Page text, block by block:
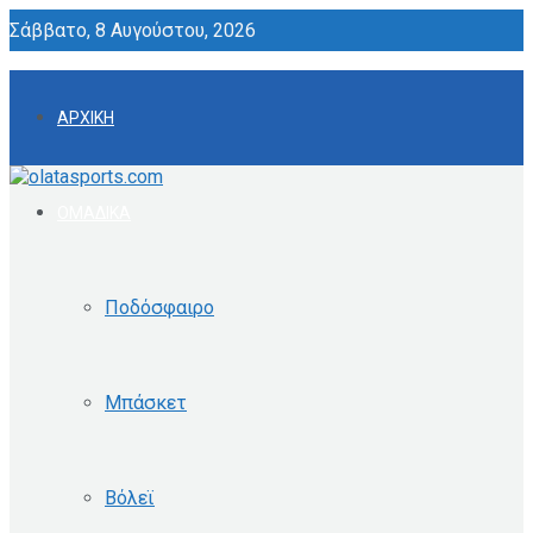
Σάββατο, 8 Αυγούστου, 2026
ΑΡΧΙΚΗ
Ποδόσφαιρο
Μπάσκετ
Βόλεϊ